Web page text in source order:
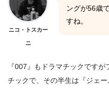
ニコ・トスカー
ニ
ングが56歳
すね。
『007』もドラマチックです
チックで、その半生は『ジェー